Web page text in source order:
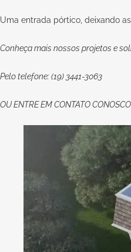
Uma entrada pórtico, deixando
Conheça mais nossos projetos e
Pelo telefone: (19) 3441-3063
OUENTRE EM CONTATO